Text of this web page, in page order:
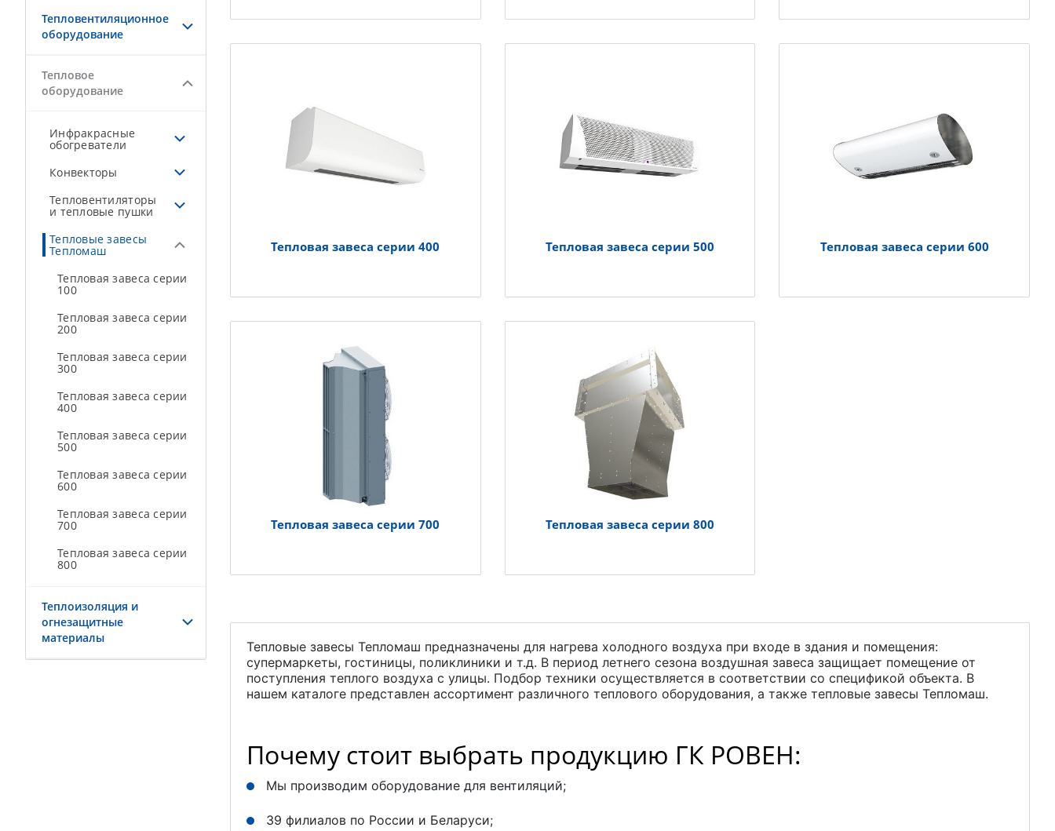
Тепловентиляционное
оборудование
Тепловое
оборудование
Инфракрасные
обогреватели
Конвекторы
Тепловентиляторы
и тепловые пушки
Тепловые завесы
Тепломаш
Тепловая завеса серии
100
Тепловая завеса серии
200
Тепловая завеса серии
300
Тепловая завеса серии
400
Тепловая завеса серии
500
Тепловая завеса серии
600
Тепловая завеса серии
700
Тепловая завеса серии
800
Теплоизоляция и
огнезащитные
материалы
Тепловая завеса серии 400 Тепловая завеса серии 500 Тепловая завеса серии 600
Тепловая завеса серии 700 Тепловая завеса серии 800
Тепловые завесы Тепломаш предназначены для нагрева холодного воздуха при входе в здания и помещения:
супермаркеты, гостиницы, поликлиники и т.д. В период летнего сезона воздушная завеса защищает помещение от
поступления теплого воздуха с улицы. Подбор техники осуществляется в соответствии со спецификой объекта. В
нашем каталоге представлен ассортимент различного теплового оборудования, а также тепловые завесы Тепломаш.
Почему стоит выбрать продукцию ГК РОВЕН:
Мы производим оборудование для вентиляций;
39 филиалов по России и Беларуси;